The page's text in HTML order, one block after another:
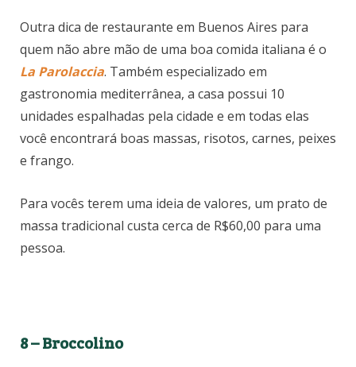
Outra dica de restaurante em Buenos Aires para
quem não abre mão de uma boa comida italiana é o
La Parolaccia. Também especializado em
gastronomia mediterrânea, a casa possui 10
unidades espalhadas pela cidade e em todas elas
você encontrará boas massas, risotos, carnes, peixes
e frango.
Para vocês terem uma ideia de valores, um prato de
massa tradicional custa cerca de R$60,00 para uma
pessoa.
8 – Broccolino